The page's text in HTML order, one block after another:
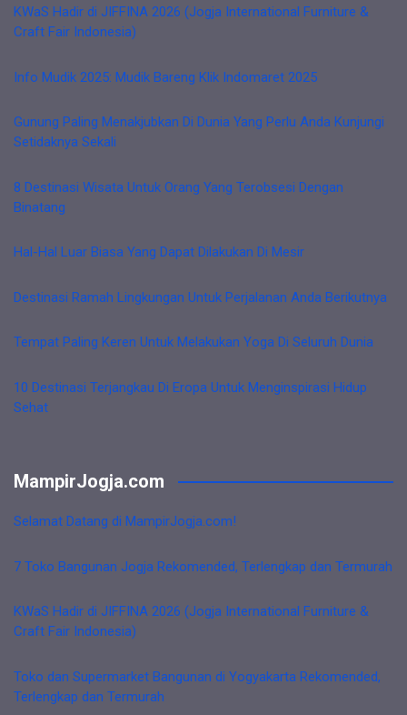
KWaS Hadir di JIFFINA 2026 (Jogja International Furniture &
Craft Fair Indonesia)
Info Mudik 2025: Mudik Bareng Klik Indomaret 2025
Gunung Paling Menakjubkan Di Dunia Yang Perlu Anda Kunjungi
Setidaknya Sekali
8 Destinasi Wisata Untuk Orang Yang Terobsesi Dengan
Binatang
Hal-Hal Luar Biasa Yang Dapat Dilakukan Di Mesir
Destinasi Ramah Lingkungan Untuk Perjalanan Anda Berikutnya
Tempat Paling Keren Untuk Melakukan Yoga Di Seluruh Dunia
10 Destinasi Terjangkau Di Eropa Untuk Menginspirasi Hidup
Sehat
MampirJogja.com
Selamat Datang di MampirJogja.com!
7 Toko Bangunan Jogja Rekomended, Terlengkap dan Termurah
KWaS Hadir di JIFFINA 2026 (Jogja International Furniture &
Craft Fair Indonesia)
Toko dan Supermarket Bangunan di Yogyakarta Rekomended,
Terlengkap dan Termurah